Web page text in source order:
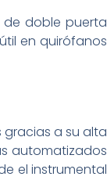
doble puerta
en quirófanos
a su alta
automatizados
el instrumental